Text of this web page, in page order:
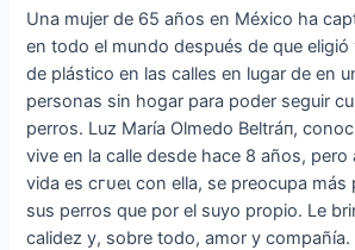
Una mujer de 65 años en México ha
en todo el mundo después de que eligió
de plástico en las calles en lugar de en
personas sin hogar para poder seguir
perros. Luz María Olmedo Beltráп,
vive en la calle desde hace 8 años, pero
vida es сгᴜeɩ con ella, se preocupa
sus perros que por el suyo propio. Le
calidez y, sobre todo, amor y compañía.